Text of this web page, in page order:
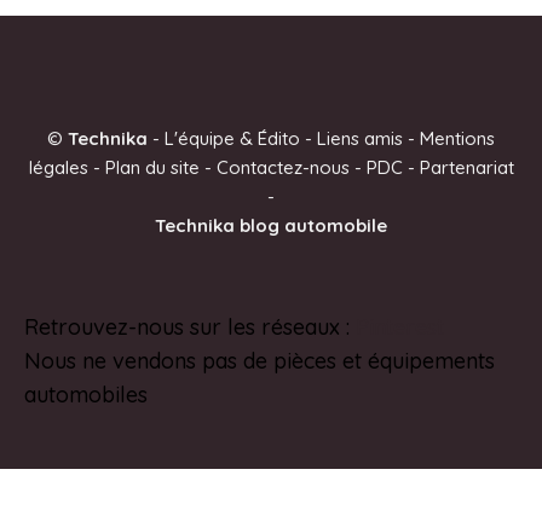
© Technika - L'équipe & Édito - Liens amis - Mentions
légales- Plan du site - Contactez-nous- PDC - Partenariat
-
Technika blog automobile
Retrouvez-nous sur les réseaux :
Nous ne vendons pas de pièces et équipements
automobiles